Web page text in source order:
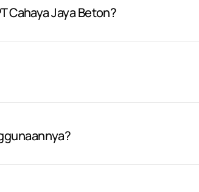
Cahaya Jaya Beton?